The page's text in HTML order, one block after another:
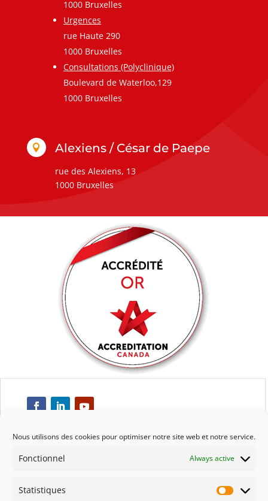
Nous utilisons des cookies pour optimiser notre site web et notre service.
Fonctionnel Always active
Statistiques
1000 Bruxelles
Urgences
rue Haute 290
1000 Bruxelles
Consultations (Polyclinique)
Boulevard de Waterloo,129
1000 Bruxelles
 Alexiens / César de Paepe
rue des Alexiens, 13
1000 Bruxelles
Respect
Engagement